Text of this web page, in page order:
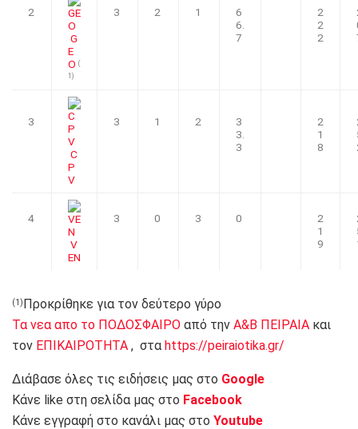
2
G
E
O (
1)
3 2 1
6
6.
7
2
2
2
3
C
P
V
3 1 2
3
3.
3
2
1
8
4
V
EN
3 0 3 0
2
1
9
(1) Προκρίθηκε για τον δεύτερο γύρο
Τα νεα απο το ΠΟΔΟΣΦΑΙΡΟ από την Α&Β ΠΕΙΡΑΙΑ και
τον ΕΠΙΚΑΙΡΟΤΗΤΑ , στα https://peiraiotika.gr/
Διάβασε όλες τις ειδήσεις μας στο Google
Κάνε like στη σελίδα μας στο Facebook
Κάνε εγγραφή στο κανάλι μας στο Youtube